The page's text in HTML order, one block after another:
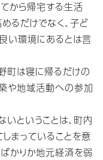
から帰宅する生活
るだけでなく、子ど
い環境にあるとは言
町は寝に帰るだけの
や地域活動への参加
ということは、町内
まっていることを意
かりか地元経済を弱